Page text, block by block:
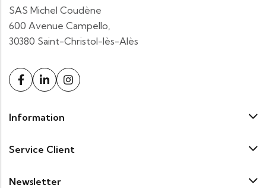
SAS Michel Coudène
600 Avenue Campello,
30380 Saint-Christol-lès-Alès
Information
Service Client
Newsletter